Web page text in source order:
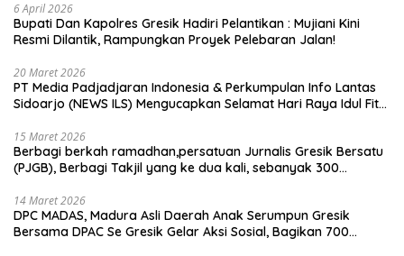
6 April 2026
​Bupati Dan Kapolres Gresik Hadiri Pelantikan : Mujiani Kini
Resmi Dilantik, Rampungkan Proyek Pelebaran Jalan!
20 Maret 2026
PT Media Padjadjaran Indonesia & Perkumpulan Info Lantas
Sidoarjo (NEWS ILS) Mengucapkan Selamat Hari Raya Idul Fitri
15 Maret 2026
Berbagi berkah ramadhan,persatuan Jurnalis Gresik Bersatu
(PJGB), Berbagi Takjil yang ke dua kali, sebanyak 300
14 Maret 2026
DPC MADAS, Madura Asli Daerah Anak Serumpun Gresik
Bersama DPAC Se Gresik Gelar Aksi Sosial, Bagikan 700